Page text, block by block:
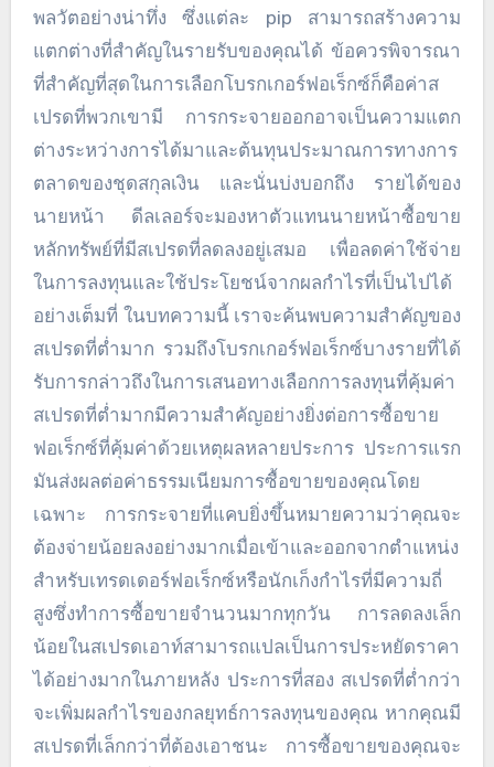
พลวัตอย่างน่าทึ่ง ซึ่งแต่ละ pip สามารถสร้างความ
แตกต่างที่สำคัญในรายรับของคุณได้ ข้อควรพิจารณา
ที่สำคัญที่สุดในการเลือกโบรกเกอร์ฟอเร็กซ์ก็คือค่าส
เปรดที่พวกเขามี การกระจายออกอาจเป็นความแตก
ต่างระหว่างการได้มาและต้นทุนประมาณการทางการ
ตลาดของชุดสกุลเงิน และนั่นบ่งบอกถึง รายได้ของ
นายหน้า ดีลเลอร์จะมองหาตัวแทนนายหน้าซื้อขาย
หลักทรัพย์ที่มีสเปรดที่ลดลงอยู่เสมอ เพื่อลดค่าใช้จ่าย
ในการลงทุนและใช้ประโยชน์จากผลกำไรที่เป็นไปได้
อย่างเต็มที่ ในบทความนี้ เราจะค้นพบความสำคัญของ
สเปรดที่ต่ำมาก รวมถึงโบรกเกอร์ฟอเร็กซ์บางรายที่ได้
รับการกล่าวถึงในการเสนอทางเลือกการลงทุนที่คุ้มค่า
สเปรดที่ต่ำมากมีความสำคัญอย่างยิ่งต่อการซื้อขาย
ฟอเร็กซ์ที่คุ้มค่าด้วยเหตุผลหลายประการ ประการแรก
มันส่งผลต่อค่าธรรมเนียมการซื้อขายของคุณโดย
เฉพาะ การกระจายที่แคบยิ่งขึ้นหมายความว่าคุณจะ
ต้องจ่ายน้อยลงอย่างมากเมื่อเข้าและออกจากตำแหน่ง
สำหรับเทรดเดอร์ฟอเร็กซ์หรือนักเก็งกำไรที่มีความถี่
สูงซึ่งทำการซื้อขายจำนวนมากทุกวัน การลดลงเล็ก
น้อยในสเปรดเอาท์สามารถแปลเป็นการประหยัดราคา
ได้อย่างมากในภายหลัง ประการที่สอง สเปรดที่ต่ำกว่า
จะเพิ่มผลกำไรของกลยุทธ์การลงทุนของคุณ หากคุณมี
สเปรดที่เล็กกว่าที่ต้องเอาชนะ การซื้อขายของคุณจะ